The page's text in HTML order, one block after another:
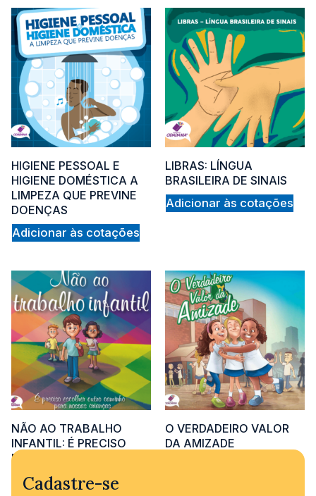
HIGIENE PESSOAL E
HIGIENE DOMÉSTICA A
LIMPEZA QUE PREVINE
DOENÇAS
Adicionar às cotações
LIBRAS: LÍNGUA
BRASILEIRA DE SINAIS
Adicionar às cotações
NÃO AO TRABALHO
INFANTIL: É PRECISO
ESCOLHER OUTRO
CAMINHO PARA NOSSAS
CRIANÇAS
O VERDADEIRO VALOR
DA AMIZADE
Cadastre-se